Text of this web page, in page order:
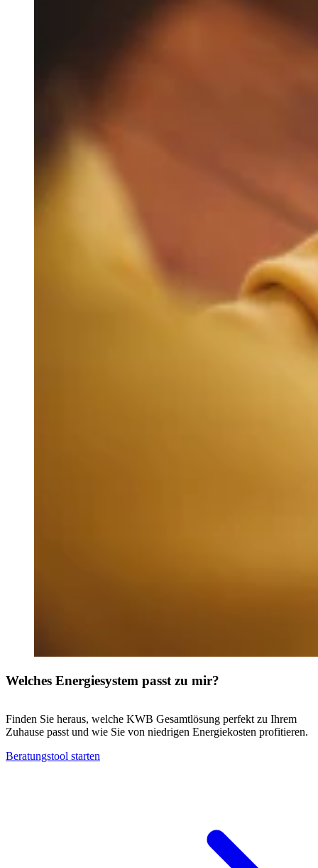
Welches Energiesystem passt zu mir?
Finden Sie heraus, welche KWB Gesamtlösung perfekt zu Ihrem
Zuhause passt und wie Sie von niedrigen Energiekosten profitieren.
Beratungstool starten